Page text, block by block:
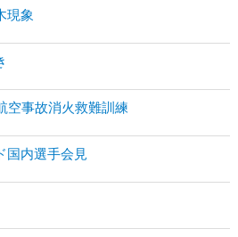
現象
空事故消火救難訓練
国内選手会見